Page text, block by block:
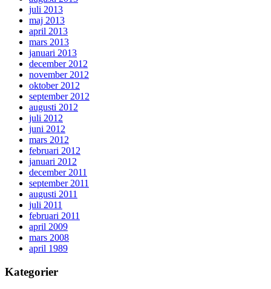
juli 2013
maj 2013
april 2013
mars 2013
januari 2013
december 2012
november 2012
oktober 2012
september 2012
augusti 2012
juli 2012
juni 2012
mars 2012
februari 2012
januari 2012
december 2011
september 2011
augusti 2011
juli 2011
februari 2011
april 2009
mars 2008
april 1989
Kategorier